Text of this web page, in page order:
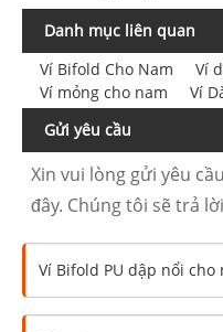
Danh mục liên quan
Ví Bifold Cho Nam
Ví
Ví mỏng cho nam
Ví
Gửi yêu cầu
Xin vui lòng gửi yêu
đây. Chúng tôi sẽ trả